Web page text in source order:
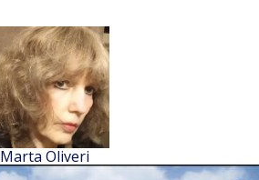
Marta Oliveri